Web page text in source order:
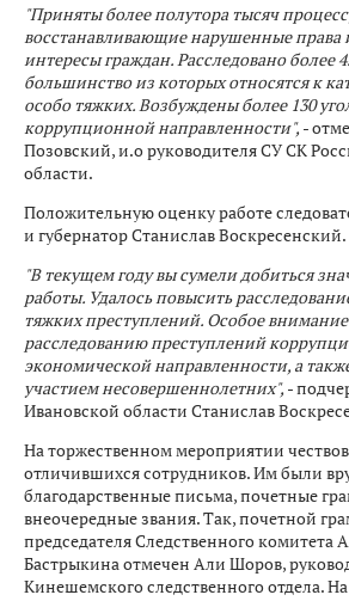
"Приняты более полутора тысяч
восстанавливающие нарушенные права
интересы граждан. Расследовано более
большинство из которых относятся к
особо тяжких. Возбуждены более 130
коррупционной направленности", -
Позовский, и.о руководителя СУ СК
области.
Положительную оценку работе
и губернатор Станислав Воскресенский.
"В текущем году вы сумели добиться
работы. Удалось повысить
тяжких преступлений. Особое
расследованию преступлений
экономической направленности, а
участием несовершеннолетних", -
Ивановской области Станислав
На торжественном мероприятии
отличившихся сотрудников. Им были
благодарственные письма, почетные
внеочередные звания. Так, почетной
председателя Следственного комитета
Бастрыкина отмечен Али Шоров,
Кинешемского следственного отдела.